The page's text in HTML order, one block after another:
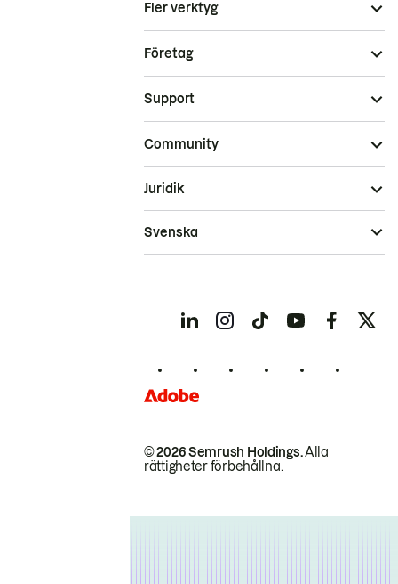
Fler verktyg
Företag
Support
Community
© 2026 Semrush Holdings.Alla
rättigheter förbehållna.
Juridik
Svenska